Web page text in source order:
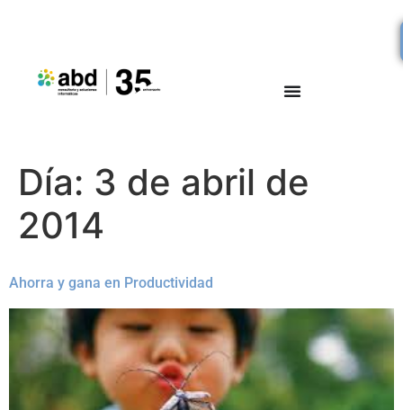
Día: 3 de abril de
2014
Ahorra y gana en Productividad